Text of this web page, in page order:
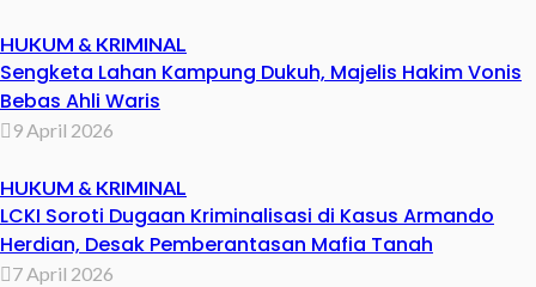
HUKUM & KRIMINAL
Sengketa Lahan Kampung Dukuh, Majelis Hakim Vonis
Bebas Ahli Waris
9 April 2026
HUKUM & KRIMINAL
LCKI Soroti Dugaan Kriminalisasi di Kasus Armando
Herdian, Desak Pemberantasan Mafia Tanah
7 April 2026